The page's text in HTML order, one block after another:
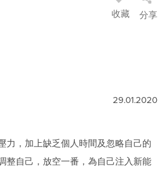
收藏 分享
29.01.2020
力，加上缺乏個人時間及忽略自己的
整自己，放空一番，為自己注入新能